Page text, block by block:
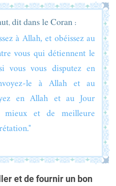
dit dans le Coran :
à Allah, et obéissez au
vous qui détiennent le
vous vous disputez en
le à Allah et au
en Allah et au Jour
et de meilleure
et de fournir un bon